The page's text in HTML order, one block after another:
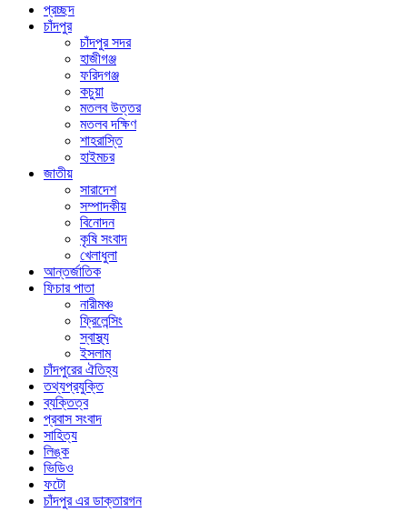
প্রচ্ছদ
চাঁদপুর
চাঁদপুর সদর
হাজীগঞ্জ
ফরিদগঞ্জ
কচুয়া
মতলব উত্তর
মতলব দক্ষিণ
শাহরাস্তি
হাইমচর
জাতীয়
সারাদেশ
সম্পাদকীয়
বিনোদন
কৃষি সংবাদ
খেলাধুলা
আন্তর্জাতিক
ফিচার পাতা
নারীমঞ্চ
ফ্রিলেন্সিং
স্বাস্থ্য
ইসলাম
চাঁদপুরের ঐতিহ্য
তথ্যপ্রযুক্তি
ব্যক্তিত্ব
প্রবাস সংবাদ
সাহিত্য
লিঙ্ক
ভিডিও
ফটো
চাঁদপুর এর ডাক্তারগন